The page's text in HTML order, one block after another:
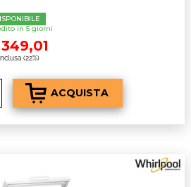
in 5 giorni
349,01
(22%)